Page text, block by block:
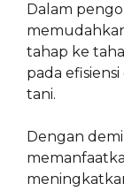
Dalam
tahap ke
pada
tani.
Dengan